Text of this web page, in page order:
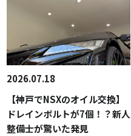
2026.07.18
【神戸でNSXのオイル交換】
ドレインボルトが7個！？新人
整備士が驚いた発見